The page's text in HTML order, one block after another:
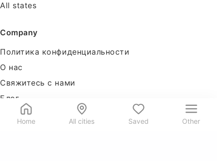
Home All cities Saved Other
All states
Company
Политика конфиденциальности
О нас
Свяжитесь с нами
Блог
Tools